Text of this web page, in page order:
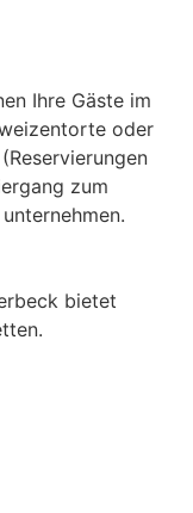
Ihre Gäste im
oder
zum
bietet